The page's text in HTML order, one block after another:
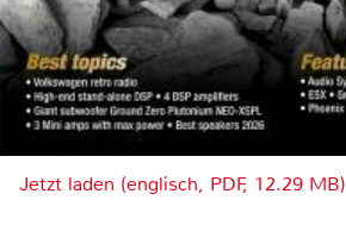
Jetzt laden (englisch, PDF, 12.29 MB)